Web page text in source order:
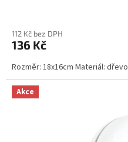
112 Kč bez DPH
136 Kč
Rozměr: 18x16cm Materiál: dřevo
Akce